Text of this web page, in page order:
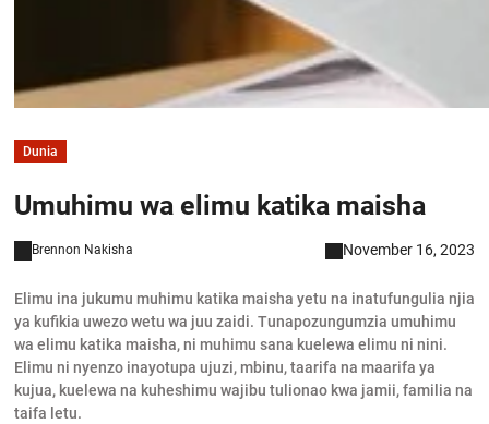
Dunia
Umuhimu wa elimu katika maisha
Brennon Nakisha November 16, 2023
Elimu ina jukumu muhimu katika maisha yetu na inatufungulia njia
ya kufikia uwezo wetu wa juu zaidi. Tunapozungumzia umuhimu
wa elimu katika maisha, ni muhimu sana kuelewa elimu ni nini.
Elimu ni nyenzo inayotupa ujuzi, mbinu, taarifa na maarifa ya
kujua, kuelewa na kuheshimu wajibu tulionao kwa jamii, familia na
taifa letu.